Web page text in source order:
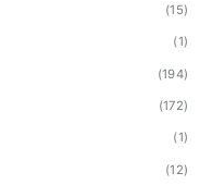
(15)
(1)
(194)
(172)
(1)
(12)